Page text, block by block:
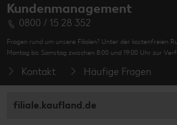
Kundenmanagement
0800 / 15 28 352
Fragen rund um unsere Filialen? Unter der kostenfreien
Montag bis Samstag zwischen 8:00 und 19:00 Uhr zur
Kontakt Häufige Fragen
filiale.kaufland.de